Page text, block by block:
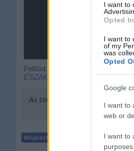
I want to
Opted In
I want to
of my
was
Opted
Google
I want to
web or
I want to
purposes.
Feltűnt már nektek mennyiféle
ÉSZAK
Az Urbanista